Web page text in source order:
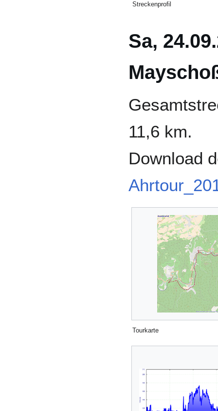
Streckenprofil
Sa,
11,6 km.
Download
Tourkarte